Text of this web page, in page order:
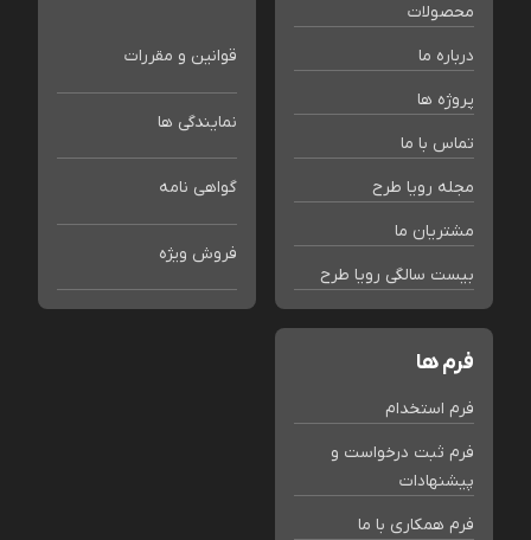
محصولات
درباره ما
پروژه ها
تماس با ما
مجله رویا طرح
مشتریان ما
بیست سالگی رویا طرح
قوانین و مقررات
نمایندگی ها
گواهی نامه
فروش ویژه
فرم ها
فرم استخدام
فرم ثبت درخواست و
پیشنهادات
فرم همکاری با ما